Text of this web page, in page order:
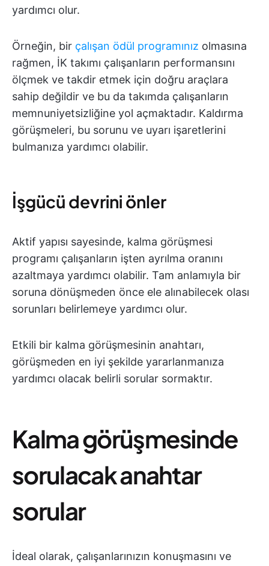
yardımcı olur.
Örneğin, bir çalışan ödül programınız olmasına
rağmen, İK takımı çalışanların performansını
ölçmek ve takdir etmek için doğru araçlara
sahip değildir ve bu da takımda çalışanların
memnuniyetsizliğine yol açmaktadır. Kaldırma
görüşmeleri, bu sorunu ve uyarı işaretlerini
bulmanıza yardımcı olabilir.
İşgücü devrini önler
Aktif yapısı sayesinde, kalma görüşmesi
programı çalışanların işten ayrılma oranını
azaltmaya yardımcı olabilir. Tam anlamıyla bir
soruna dönüşmeden önce ele alınabilecek olası
sorunları belirlemeye yardımcı olur.
Etkili bir kalma görüşmesinin anahtarı,
görüşmeden en iyi şekilde yararlanmanıza
yardımcı olacak belirli sorular sormaktır.
Kalma görüşmesinde
sorulacak anahtar
sorular
İdeal olarak, çalışanlarınızın konuşmasını ve